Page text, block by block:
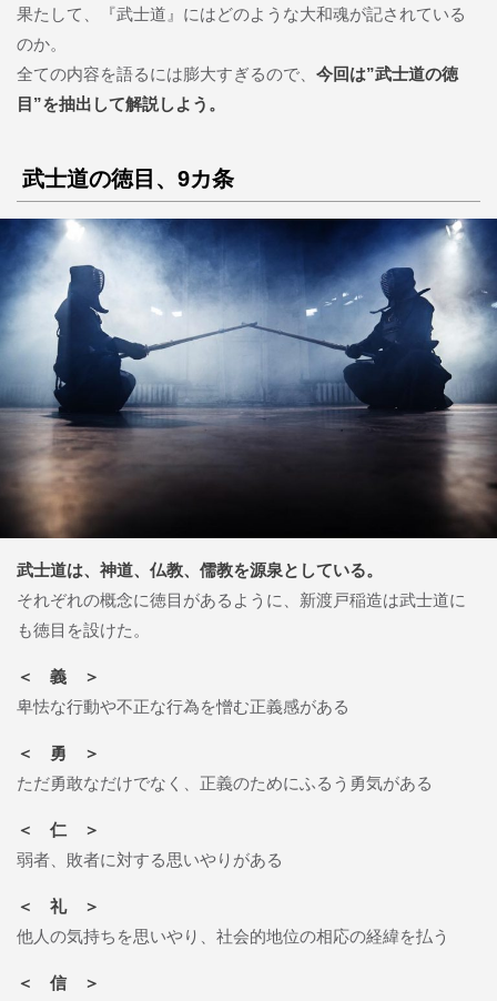
果たして、『武士道』にはどのような大和魂が記されている
のか。
全ての内容を語るには膨大すぎるので、 今回は”武士道の徳
目”を抽出して解説しよう。
武士道の徳目、9カ条
武士道は、神道、仏教、儒教を源泉としている。
それぞれの概念に徳目があるように、新渡戸稲造は武士道に
も徳目を設けた。
＜ 義 ＞
卑怯な行動や不正な行為を憎む正義感がある
＜ 勇 ＞
ただ勇敢なだけでなく、正義のためにふるう勇気がある
＜ 仁 ＞
弱者、敗者に対する思いやりがある
＜ 礼 ＞
他人の気持ちを思いやり、社会的地位の相応の経緯を払う
＜ 信 ＞